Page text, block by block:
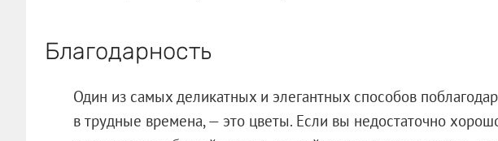
Благодарность
Один из самых деликатных и элегантных способов
в трудные времена, — это цветы. Если вы недостаточно